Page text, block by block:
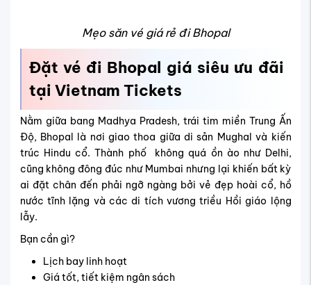
Độ, Bhopal là nơi giao thoa giữa di sản Mughal và kiến
trúc Hindu cổ. Thành phố không quá ồn ào như Delhi,
cũng không đông đúc như Mumbai nhưng lại khiến bất kỳ
ai đặt chân đến phải ngỡ ngàng bởi vẻ đẹp hoài cổ, hồ
nước tĩnh lặng và các di tích vương triều Hồi giáo lộng
lẫy.
Bạn cần gì?
Lịch bay linh hoạt
Giá tốt, tiết kiệm ngân sách
Hỗ trợ giữ chỗ nhanh
Và quan trọng nhất: hành trình tối ưu, đến đúng
Vietnam Tickets đáp ứng đầy đủ các tiêu chí đó với ưu
đãi vé đi Bhopal chỉ 38 USD. C
tiếp với các hãng như Air India, IndiGo và Vietnam Airlines